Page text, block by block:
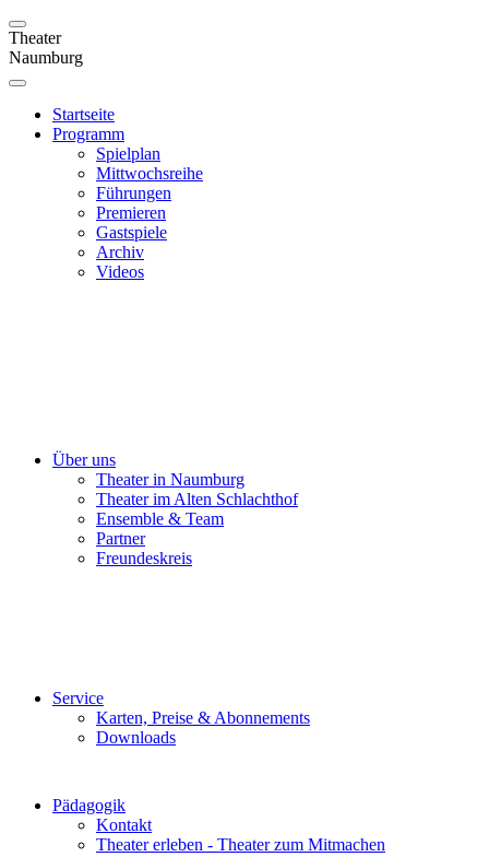
Theater
Naumburg
Startseite
Programm
Spielplan
Mittwochsreihe
Führungen
Premieren
Gastspiele
Archiv
Videos
Über uns
Theater in Naumburg
Theater im Alten Schlachthof
Ensemble & Team
Partner
Freundeskreis
Service
Karten, Preise & Abonnements
Downloads
Pädagogik
Kontakt
Theater erleben - Theater zum Mitmachen